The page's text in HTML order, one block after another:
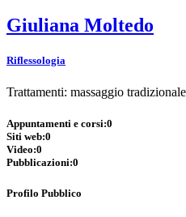
Giuliana Moltedo
Riflessologia
Trattamenti: massaggio
Appuntamenti e corsi:0
Siti web:0
Video:0
Pubblicazioni:0
Profilo Pubblico